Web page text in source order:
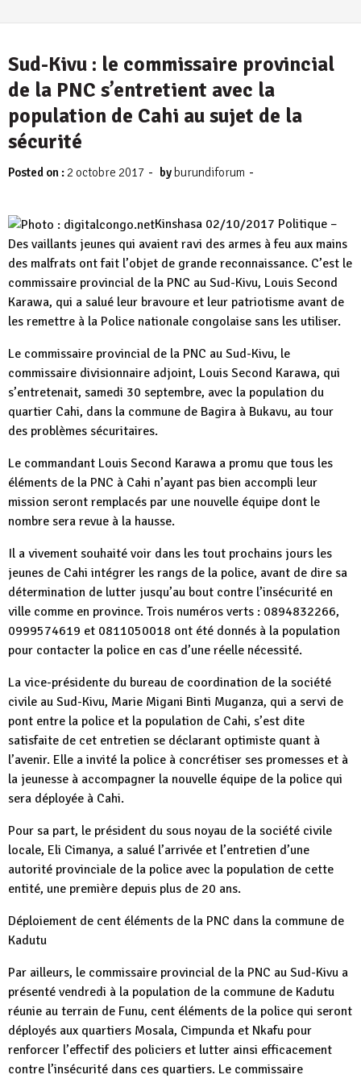
Sud-Kivu : le commissaire provincial
de la PNC s’entretient avec la
population de Cahi au sujet de la
sécurité
Posted on : 2 octobre 2017 - by burundiforum -
Kinshasa 02/10/2017 Politique –
Des vaillants jeunes qui avaient ravi des armes à feu aux mains
des malfrats ont fait l’objet de grande reconnaissance. C’est le
commissaire provincial de la PNC au Sud-Kivu, Louis Second
Karawa, qui a salué leur bravoure et leur patriotisme avant de
les remettre à la Police nationale congolaise sans les utiliser.
Le commissaire provincial de la PNC au Sud-Kivu, le
commissaire divisionnaire adjoint, Louis Second Karawa, qui
s’entretenait, samedi 30 septembre, avec la population du
quartier Cahi, dans la commune de Bagira à Bukavu, au tour
des problèmes sécuritaires.
Le commandant Louis Second Karawa a promu que tous les
éléments de la PNC à Cahi n’ayant pas bien accompli leur
mission seront remplacés par une nouvelle équipe dont le
nombre sera revue à la hausse.
Il a vivement souhaité voir dans les tout prochains jours les
jeunes de Cahi intégrer les rangs de la police, avant de dire sa
détermination de lutter jusqu’au bout contre l’insécurité en
ville comme en province. Trois numéros verts : 0894832266,
0999574619 et 0811050018 ont été donnés à la population
pour contacter la police en cas d’une réelle nécessité.
La vice-présidente du bureau de coordination de la société
civile au Sud-Kivu, Marie Migani Binti Muganza, qui a servi de
pont entre la police et la population de Cahi, s’est dite
satisfaite de cet entretien se déclarant optimiste quant à
l’avenir. Elle a invité la police à concrétiser ses promesses et à
la jeunesse à accompagner la nouvelle équipe de la police qui
sera déployée à Cahi.
Pour sa part, le président du sous noyau de la société civile
locale, Eli Cimanya, a salué l’arrivée et l’entretien d’une
autorité provinciale de la police avec la population de cette
entité, une première depuis plus de 20 ans.
Déploiement de cent éléments de la PNC dans la commune de
Kadutu
Par ailleurs, le commissaire provincial de la PNC au Sud-Kivu a
présenté vendredi à la population de la commune de Kadutu
réunie au terrain de Funu, cent éléments de la police qui seront
déployés aux quartiers Mosala, Cimpunda et Nkafu pour
renforcer l’effectif des policiers et lutter ainsi efficacement
contre l’insécurité dans ces quartiers. Le commissaire